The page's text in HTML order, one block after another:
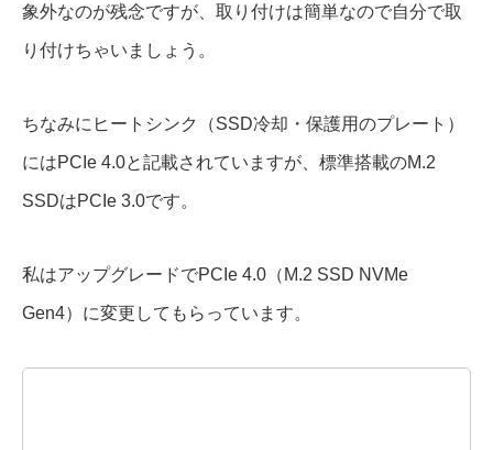
象外なのが残念ですが、取り付けは簡単なので自分で取
り付けちゃいましょう。
ちなみにヒートシンク（SSD冷却・保護用のプレート）
にはPCIe 4.0と記載されていますが、標準搭載のM.2
SSDはPCIe 3.0です。
私はアップグレードでPCIe 4.0（M.2 SSD NVMe
Gen4）に変更してもらっています。